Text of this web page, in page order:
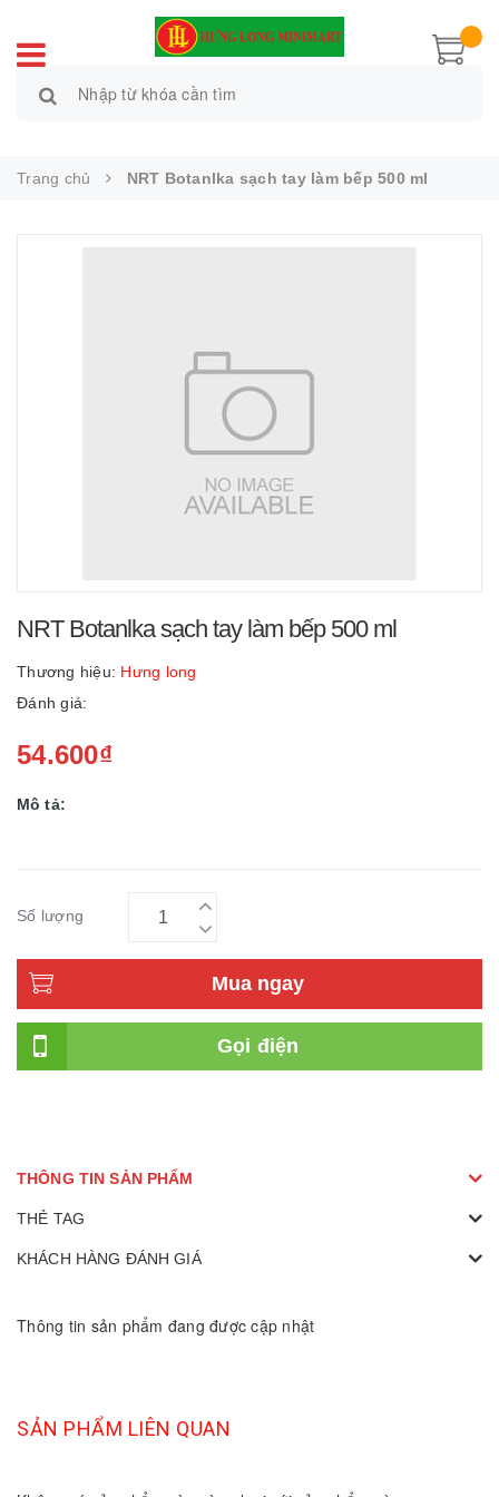
Trang chủ NRT Botanlka sạch tay làm bếp 500 ml
NRT Botanlka sạch tay làm bếp 500 ml
Thương hiệu: Hưng long
Đánh giá:
54.600₫
Mô tả:
Số lượng
Mua ngay
Gọi điện
THÔNG TIN SẢN PHẨM
THẺ TAG
KHÁCH HÀNG ĐÁNH GIÁ
Thông tin sản phẩm đang được cập nhật
SẢN PHẨM LIÊN QUAN